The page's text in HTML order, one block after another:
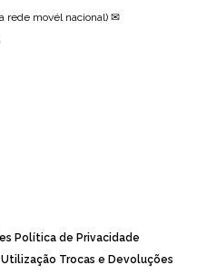
rede movél nacional) ✉
Política de Privacidade
Trocas e Devoluções